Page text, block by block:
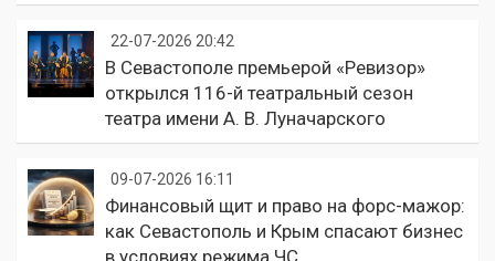
22-07-2026 20:42
В Севастополе премьерой «Ревизор»
открылся 116-й театральный сезон
театра имени А. В. Луначарского
09-07-2026 16:11
Финансовый щит и право на форс-мажор:
как Севастополь и Крым спасают бизнес
в условиях режима ЧС